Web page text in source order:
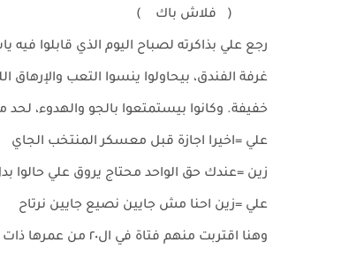
( فلاش باك )
رجع علي بذاكرته لصباح اليوم الذي قابلوا فيه
غرفة الفندق، بيحاولوا ينسوا التعب والإرهاق
خفيفة. وكانوا بيستمتعوا بالجو
علي =اخيرا اجازة قبل معسكر المنتخب الجاي
زين =عندك حق الواحد محتاج يروق علي حالوا
علي =زين احنا مش جايين نصيع جايين نرتاح
وهنا اقتربت منهم فتاة في ال٢٠ من عمرها ذات عيون خضراء وبشرة بنية ساحرة